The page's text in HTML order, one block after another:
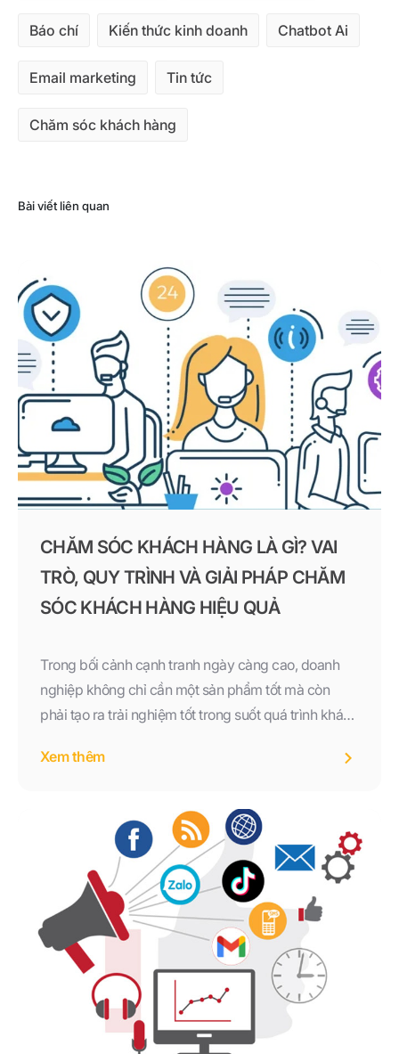
Báo chí Kiến thức kinh doanh Chatbot Ai
Email marketing Tin tức
Chăm sóc khách hàng
Bài viết liên quan
CHĂM SÓC KHÁCH HÀNG LÀ GÌ? VAI
TRÒ, QUY TRÌNH VÀ GIẢI PHÁP CHĂM
SÓC KHÁCH HÀNG HIỆU QUẢ
Trong bối cảnh cạnh tranh ngày càng cao, doanh
nghiệp không chỉ cần một sản phẩm tốt mà còn
phải tạo ra trải nghiệm tốt trong suốt quá trình khách
chăm sóc khách hàng ngày càng trở thành một hoạt
Xem thêm